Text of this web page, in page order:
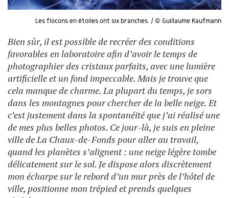
Les flocons en étoiles ont six branches. / © Guillaume Kaufmann
Bien sûr, il est possible de recréer des conditions
favorables en laboratoire afin d’avoir le temps de
photographier des cristaux parfaits, avec une lumière
artificielle et un fond impeccable. Mais je trouve que
cela manque de charme. La plupart du temps, je sors
dans les montagnes pour chercher de la belle neige. Et
c’est justement dans la spontanéité que j’ai réalisé une
de mes plus belles photos. Ce jour-là, je suis en pleine
ville de La Chaux-de-Fonds pour aller au travail,
quand les planètes s’alignent : une neige légère tombe
délicatement sur le sol. Je dispose alors discrètement
mon écharpe sur le rebord d’un mur près de l’hôtel de
ville, positionne mon trépied et prends quelques